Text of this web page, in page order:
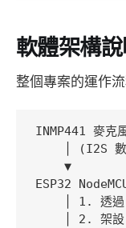
軟體架構
整個專案的運作流
INMP441 麥克
│ (I2S 數
    ▼
ESP32
│ 1. 透
│ 2. 架